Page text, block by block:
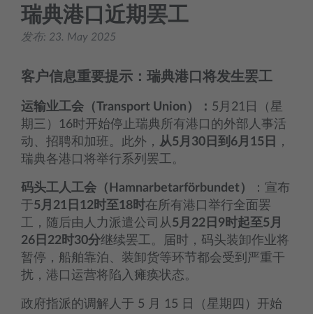
瑞典港口近期罢工
发布: 23. May 2025
客户信息重要提示：瑞典港口将发生罢工
运输业工会（Transport Union）： 5月21日（星
期三）16时开始停止瑞典所有港口的外部人事活
动、招聘和加班。此外， 从5月30日到6月15日
，
瑞典各港口将举行系列罢工。
码头工人工会（Hamnarbetarförbundet）
：宣布
于5月21日12时至18时在所有港口举行全面罢
工，随后由人力派遣公司从5月22日9时起至5月
26日22时30分继续罢工。届时，码头装卸作业将
暂停，船舶靠泊、装卸货等环节都会受到严重干
扰，港口运营将陷入瘫痪状态。
政府指派的调解人于 5 月 15 日（星期四）开始